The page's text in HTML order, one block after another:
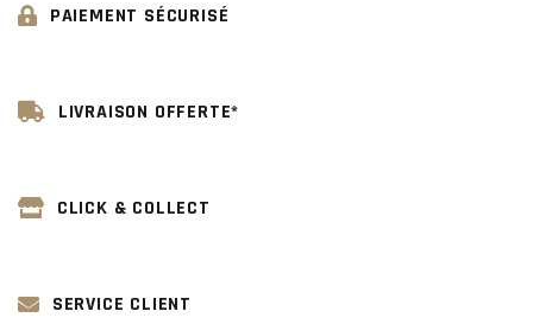
PAIEMENT SÉCURISÉ
LIVRAISON OFFERTE*
CLICK & COLLECT
SERVICE CLIENT